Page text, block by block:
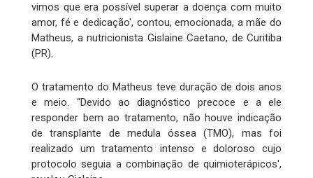
vimos que era possível superar a doença com muito
amor, fé e dedicação', contou, emocionada, a mãe do
Matheus, a nutricionista Gislaine Caetano, de Curitiba
(PR).
O tratamento do Matheus teve duração de dois anos
e meio. “Devido ao diagnóstico precoce e a ele
responder bem ao tratamento, não houve indicação
de transplante de medula óssea (TMO), mas foi
realizado um tratamento intenso e doloroso cujo
protocolo seguia a combinação de quimioterápicos',